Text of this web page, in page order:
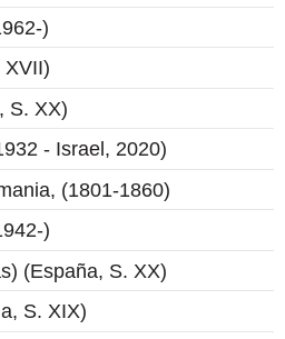
)
XVII)
S. XX)
- Israel, 2020)
(1801-1860)
)
(España, S. XX)
S. XIX)